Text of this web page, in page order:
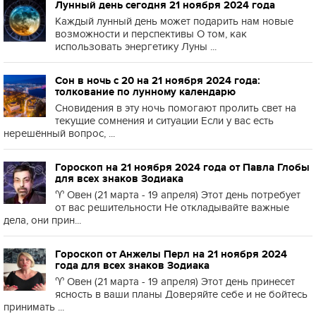
Лунный день сегодня 21 ноября 2024 года
Каждый лунный день может подарить нам новые
возможности и перспективы О том, как
использовать энергетику Луны ...
Сон в ночь с 20 на 21 ноября 2024 года:
толкование по лунному календарю
Сновидения в эту ночь помогают пролить свет на
текущие сомнения и ситуации Если у вас есть
нерешённый вопрос, ...
Гороскоп на 21 ноября 2024 года от Павла Глобы
для всех знаков Зодиака
♈️ Овен (21 марта - 19 апреля) Этот день потребует
от вас решительности Не откладывайте важные
дела, они прин...
Гороскоп от Анжелы Перл на 21 ноября 2024
года для всех знаков Зодиака
♈️ Овен (21 марта - 19 апреля) Этот день принесет
ясность в ваши планы Доверяйте себе и не бойтесь
принимать ...